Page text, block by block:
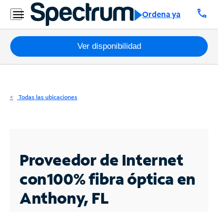
Ordena ya call
Residencial
Business
Paquetes
Internet
Business
Contáctanos
Ver disponibilidad
Todas las ubicaciones
Proveedor de Internet
con100% fibra óptica en
Anthony, FL